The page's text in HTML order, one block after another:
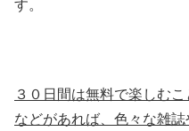
３０日間は無料で楽しむ
などがあれば、色々な雑